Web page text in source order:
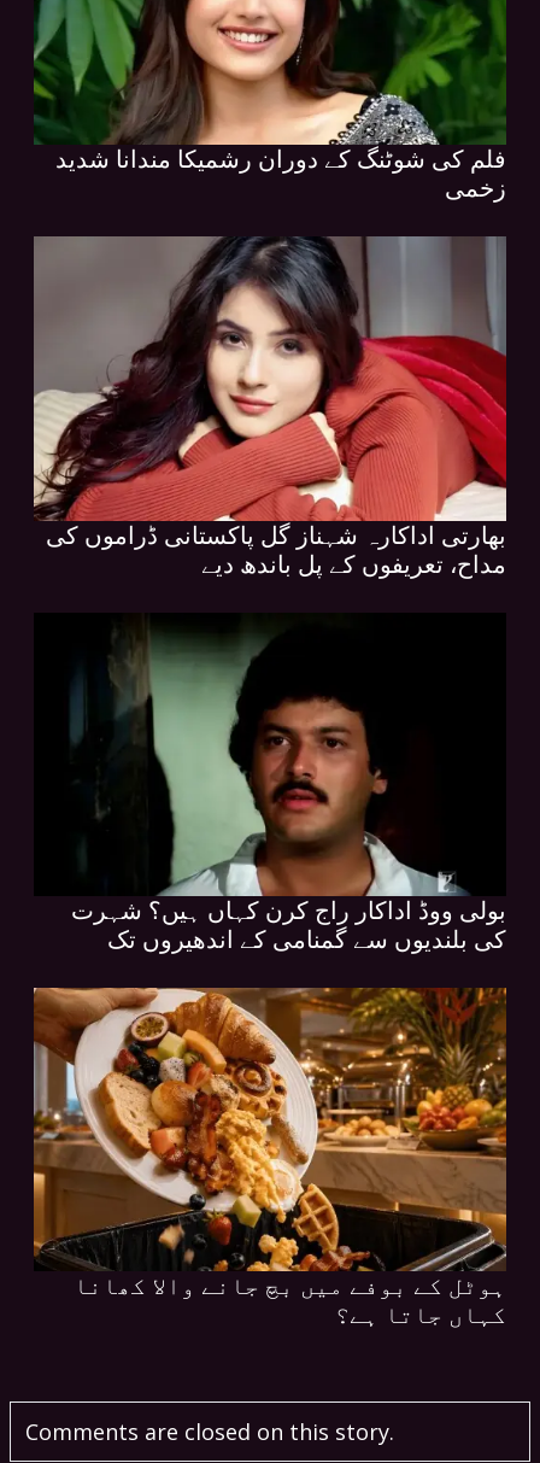
فلم کی شوٹنگ کے دوران رشمیکا مندانا شدید
زخمی
بھارتی اداکارہ شہناز گل پاکستانی ڈراموں کی
مداح، تعریفوں کے پل باندھ دیے
بولی ووڈ اداکار راج کرن کہاں ہیں؟ شہرت
کی بلندیوں سے گمنامی کے اندھیروں تک
ہوٹل کے بوفے میں بچ جانے والا کھانا
کہاں جاتا ہے؟
Comments are closed on this story.